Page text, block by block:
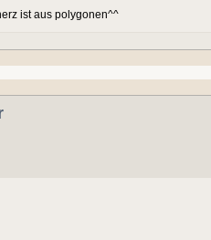
ist aus polygonen^^